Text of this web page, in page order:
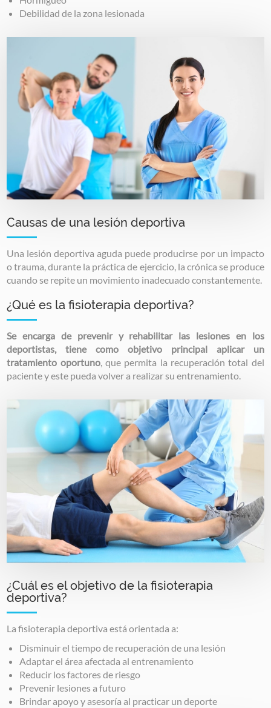
Debilidad de la zona lesionada
Causas de una lesión deportiva
Una lesión deportiva aguda puede producirse por un impacto
o trauma, durante la práctica de ejercicio, la crónica se produce
cuando se repite un movimiento inadecuado constantemente.
¿Qué es la fisioterapia deportiva?
Se encarga de prevenir y rehabilitar las lesiones en los
deportistas, tiene como objetivo principal aplicar un
tratamiento oportuno, que permita la recuperación total del
paciente y este pueda volver a realizar su entrenamiento.
Image
¿Cuál es el objetivo de la fisioterapia
deportiva?
La fisioterapia deportiva está orientada a:
Disminuir el tiempo de recuperación de una lesión
Adaptar el área afectada al entrenamiento
Reducir los factores de riesgo
Prevenir lesiones a futuro
Brindar apoyo y asesoría al practicar un deporte